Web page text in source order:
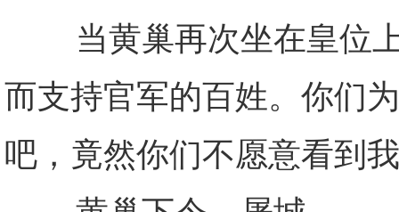
当黄巢再次坐在皇位上
而支持官军的百姓。你们
吧，竟然你们不愿意看到